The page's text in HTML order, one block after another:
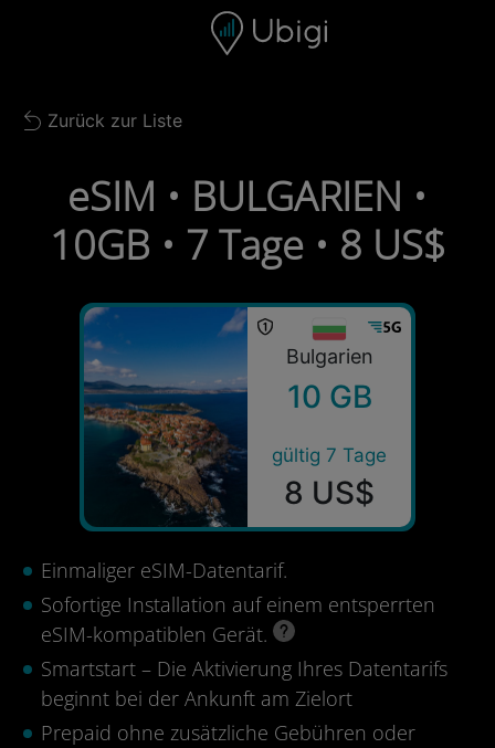
Navigationsleiste Fußzeile
Back to list
Zurück zur Liste
eSIM • BULGARIEN •
10GB • 7 Tage • 8 US$
Bulgarien
10 GB
gültig 7 Tage
8 US$
Einmaliger eSIM-Datentarif.
Sofortige Installation auf einem entsperrten
eSIM-kompatiblen Gerät.
Smartstart – Die Aktivierung Ihres Datentarifs
beginnt bei der Ankunft am Zielort
Prepaid ohne zusätzliche Gebühren oder